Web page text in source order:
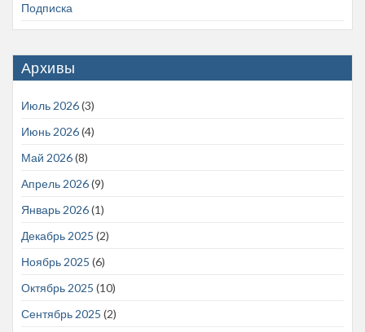
Подписка
Архивы
Июль 2026(3)
Июнь 2026(4)
Май 2026(8)
Апрель 2026(9)
Январь 2026(1)
Декабрь 2025 (2)
Ноябрь 2025 (6)
Октябрь 2025 (10)
Сентябрь 2025 (2)